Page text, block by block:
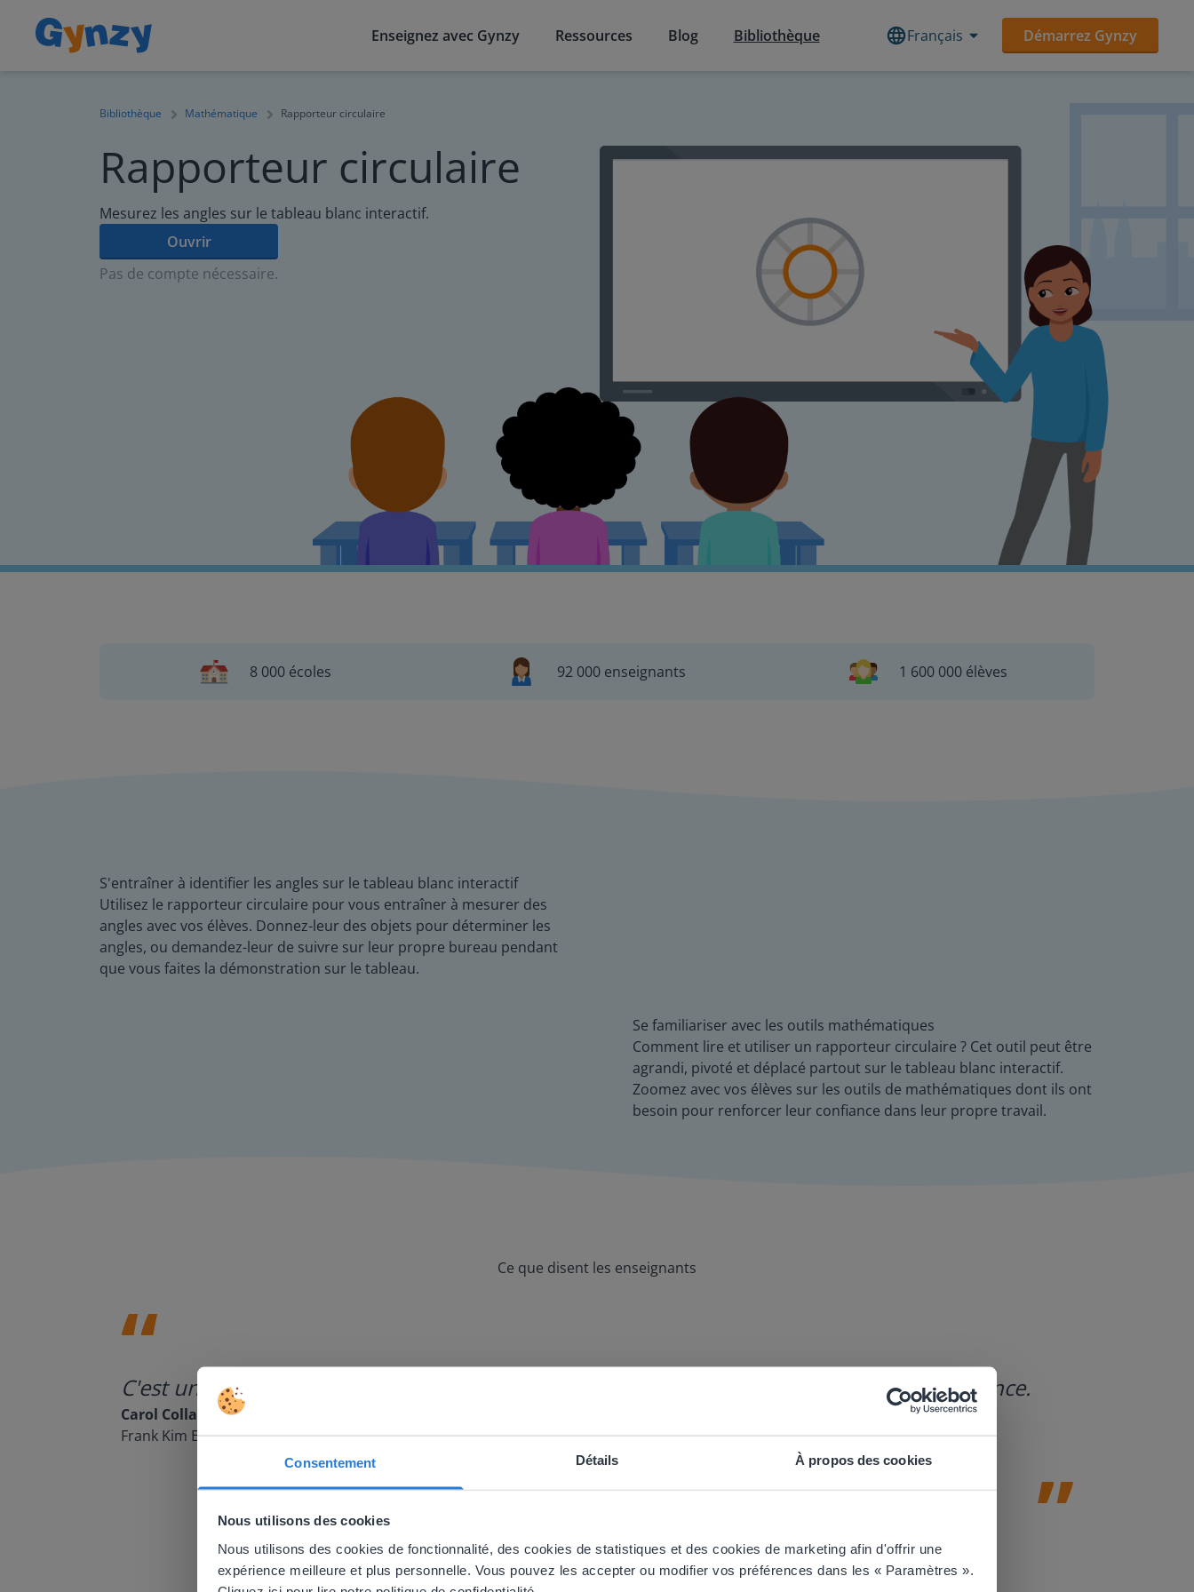
Consentement Détails À propos des cookies
Nous utilisons des cookies
Nous utilisons des cookies de fonctionnalité, des cookies de statistiques et des cookies de marketing afin d'offrir une
expérience meilleure et plus personnelle. Vous pouvez les accepter ou modifier vos préférences dans les « Paramètres ».
Enseignez avec Gynzy Ressources Blog Bibliothèque Français Démarrez Gynzy
Bibliothèque Mathématique Rapporteur circulaire
Rapporteur circulaire
Mesurez les angles sur le tableau blanc interactif.
Ouvrir
Pas de compte nécessaire.
8 000 écoles 92 000 enseignants 1 600 000 élèves
S'entraîner à identifier les angles sur le tableau blanc interactif
Utilisez le rapporteur circulaire pour vous entraîner à mesurer des
angles avec vos élèves. Donnez-leur des objets pour déterminer les
angles, ou demandez-leur de suivre sur leur propre bureau pendant
que vous faites la démonstration sur le tableau.
Se familiariser avec les outils mathématiques
Comment lire et utiliser un rapporteur circulaire ? Cet outil peut être
agrandi, pivoté et déplacé partout sur le tableau blanc interactif.
Zoomez avec vos élèves sur les outils de mathématiques dont ils ont
besoin pour renforcer leur confiance dans leur propre travail.
Ce que disent les enseignants
C'est un outil formidable à utiliser avec mon tableau blanc et avec l'enseignement à distance.
Carol Collack
Frank Kim Elementary, Nevada
This website doesn't match your location
Based on your location, we think you might prefer to visit our English website.
There you'll find regional content and pricing.
English
Français